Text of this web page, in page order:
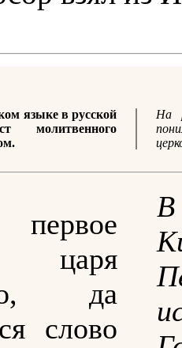
языке в русской
молитвенного
На
да
слово